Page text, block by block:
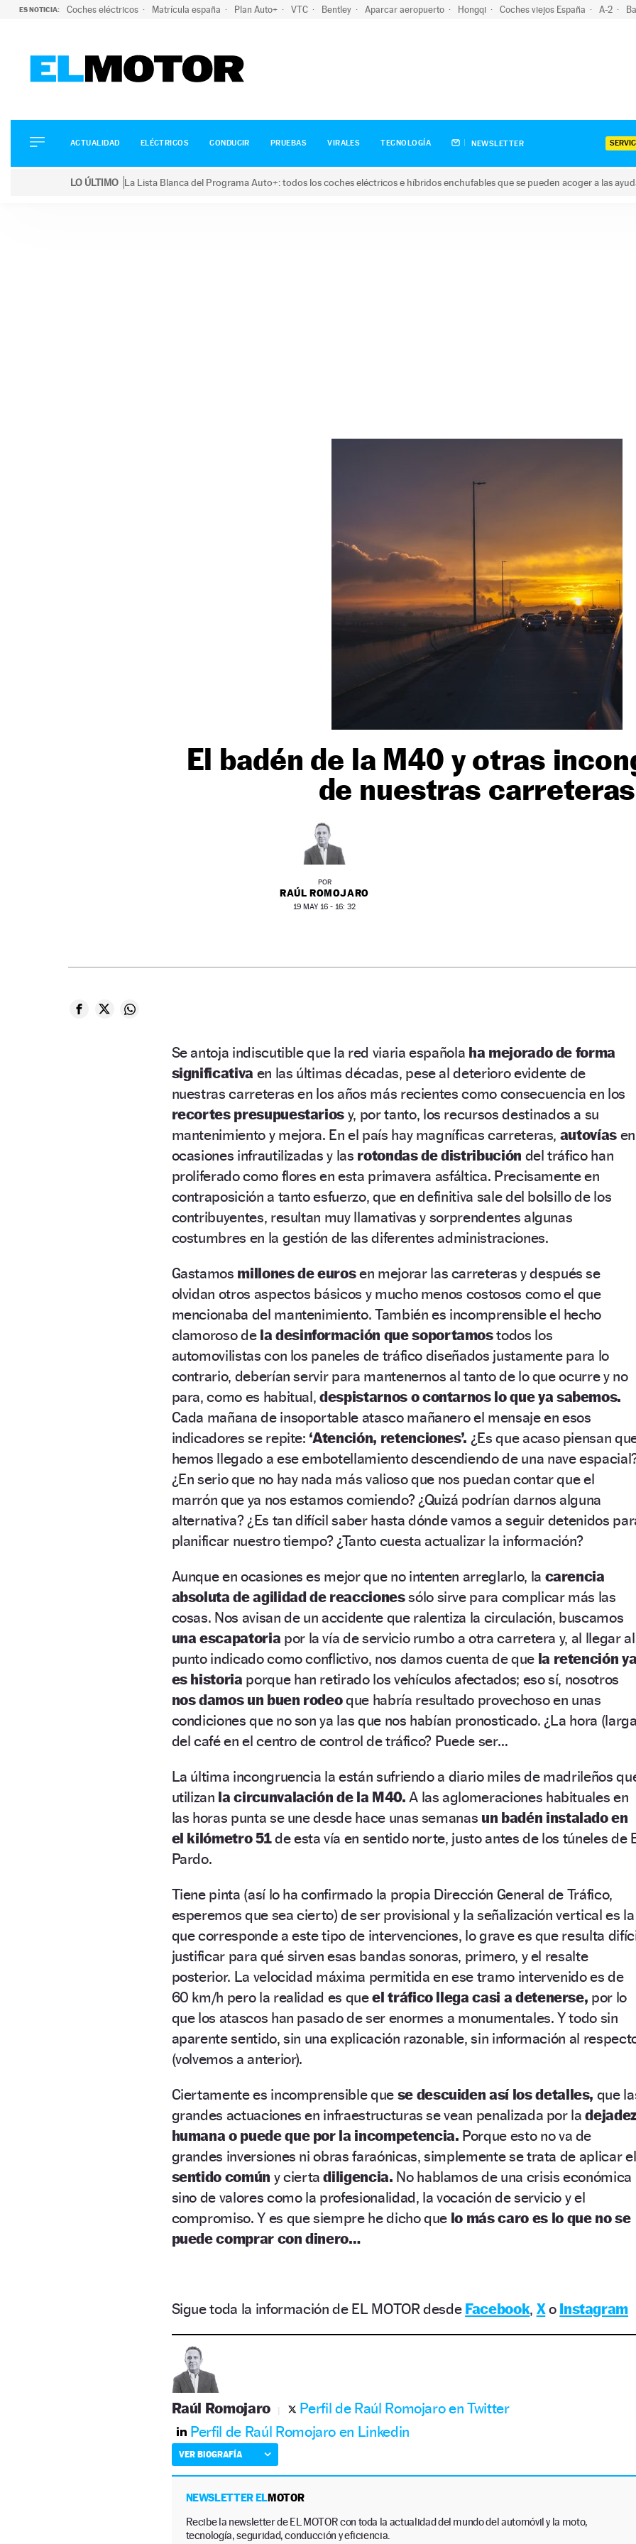
ES NOTICIA: Coches eléctricos Matrícula españa Plan Auto+ VTC Bentley Aparcar aeropuerto Hongqi Coches viejos España A-2
ELÉCTRICOS
CONDUCIR
ACTUALIDAD ELÉCTRICOS CONDUCIR PRUEBAS VIRALES TECNOLOGÍA NEWSLETTER
LO ÚLTIMO La Lista Blanca del Programa Auto+: todos los coches eléctricos e híbridos enchufables que se pueden acoger a las
El badén de la M40 y otras
de nuestras carreteras
POR
RAÚL ROMOJARO
19 MAY 16 - 16: 32
Badén M40
Se antoja indiscutible que la red viaria española ha mejorado de forma
significativa en las últimas décadas, pese al deterioro evidente de
nuestras carreteras en los años más recientes como consecuencia en los
recortes presupuestarios y, por tanto, los recursos destinados a su
mantenimiento y mejora. En el país hay magníficas carreteras, autovías en
ocasiones infrautilizadas y las rotondas de distribución del tráfico han
proliferado como flores en esta primavera asfáltica. Precisamente en
contraposición a tanto esfuerzo, que en definitiva sale del bolsillo de los
contribuyentes, resultan muy llamativas y sorprendentes algunas
costumbres en la gestión de las diferentes administraciones.
Gastamos millones de eurosen mejorar las carreteras y después se
olvidan otros aspectos básicos y mucho menos costosos como el que
mencionaba del mantenimiento. También es incomprensible el hecho
clamoroso dela desinformación que soportamostodos los
automovilistas con los paneles de tráfico diseñados justamente para lo
contrario, deberían servir para mantenernos al tanto de lo que ocurre y no
para, como es habitual,despistarnos o contarnos lo que ya sabemos.
Cada mañana de insoportable atasco mañanero el mensaje en esos
indicadores se repite: ‘Atención, retenciones’. ¿Es que acaso piensan
hemos llegado a ese embotellamiento descendiendo de una nave
¿En serio que no hay nada más valioso que nos puedan contar que el
marrón que ya nos estamos comiendo? ¿Quizá podrían darnos alguna
alternativa? ¿Es tan difícil saber hasta dónde vamos a seguir detenidos
planificar nuestro tiempo? ¿Tanto cuesta actualizar la información?
Aunque en ocasiones es mejor que no intenten arreglarlo, la carencia
absoluta de agilidad de reaccionessólo sirve para complicar más las
cosas. Nos avisan de un accidente que ralentiza la circulación, buscamos
una escapatoria por la vía de servicio rumbo a otra carretera y, al llegar al
punto indicado como conflictivo, nos damos cuenta de que la retención ya
es historia porque han retirado los vehículos afectados; eso sí, nosotros
nos damos un buen rodeoque habría resultado provechoso en unas
condiciones que no son ya las que nos habían pronosticado. ¿La hora
del café en el centro de control de tráfico? Puede ser…
La última incongruencia la están sufriendo a diario miles de madrileños
utilizan la circunvalación de la M40. A las aglomeraciones habituales en
las horas punta se une desde hace unas semanas un badén instalado en
el kilómetro 51de esta vía en sentido norte, justo antes de los túneles de
Pardo.
Tiene pinta (así lo ha confirmado la propia Dirección General de Tráfico,
esperemos que sea cierto) de ser provisional y la señalización vertical es la
que corresponde a este tipo de intervenciones, lo grave es que resulta
justificar para qué sirven esas bandas sonoras, primero, y el resalte
posterior. La velocidad máxima permitida en ese tramo intervenido es de
60 km/h pero la realidad es queel tráfico llega casi a detenerse, por lo
que los atascos han pasado de ser enormes a monumentales. Y todo sin
aparente sentido, sin una explicación razonable, sin información al
(volvemos a anterior).
Ciertamente es incomprensible quese descuiden así los detalles, que
grandes actuaciones en infraestructuras se vean penalizada por ladejadez
humana o puede que por la incompetencia. Porque esto no va de
grandes inversiones ni obras faraónicas, simplemente se trata de aplicar el
sentido común y ciertadiligencia. No hablamos de una crisis económica
sino de valores como la profesionalidad, la vocación de servicio y el
compromiso. Y es que siempre he dicho que lo más caro es lo que no se
puede comprar con dinero…
Sigue toda la información de EL MOTOR desde Facebook, Xo Instagram
Raúl Romojaro
Perfil de Raúl Romojaro en Twitter
Perfil de Raúl Romojaro en Linkedin
VER BIOGRAFÍA
NEWSLETTER ELMOTOR
Recibe la newsletter de EL MOTOR con toda la actualidad del mundo del automóvil y la moto,
tecnología, seguridad, conducción y eficiencia.